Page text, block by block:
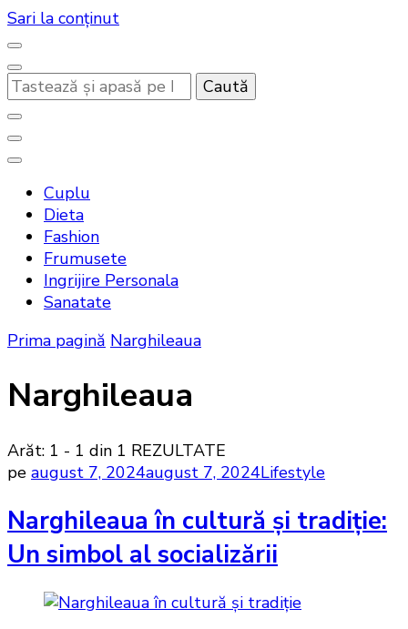
Sari la conținut
Cauți
ceva?
Bandoux
Cuplu
Dieta
Fashion
Frumusete
Ingrijire Personala
Sanatate
Prima pagină Narghileaua
Narghileaua
Arăt: 1 - 1 din 1 REZULTATE
pe august 7, 2024august 7, 2024Lifestyle
Narghileaua în cultură și tradiție:
Un simbol al socializării